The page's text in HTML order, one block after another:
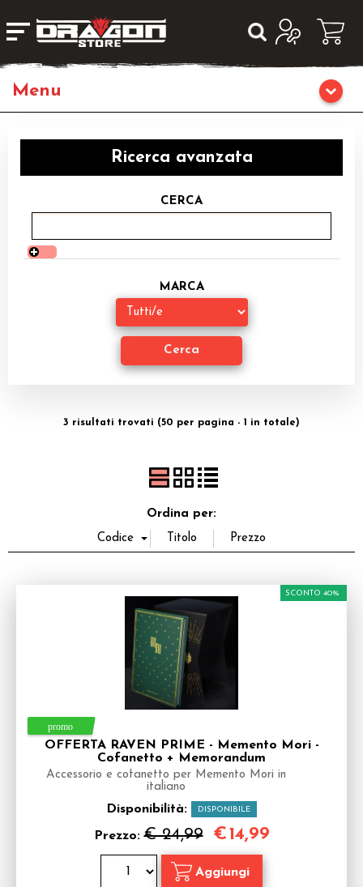
Giochi di Ruolo
Librigame
Fumetti & Romanzi
Giochi di Carte Collezionabili
Accessori
Ricerca avanzata
CERCA
MARCA
3 risultati trovati (50 per pagina - 1 in totale)
Ordina per:
OFFERTA RAVEN PRIME - Memento Mori -
Cofanetto + Memorandum
Accessorio e cofanetto per Memento Mori in
italiano
Disponibilità: DISPONIBILE
Prezzo:€ 24,99
SCONTO 40%
€14,99